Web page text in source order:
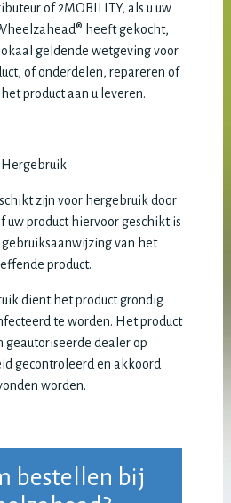
of 2MOBILITY, als u uw
heeft gekocht,
geldende wetgeving voor
of onderdelen, repareren of
product aan u leveren.
Hergebruik
zijn voor hergebruik door
uw product hiervoor geschikt is
van het
product.
dient het product grondig
te worden. Het product
geautoriseerde dealer op
gecontroleerd en akkoord
worden.
bestellen bij